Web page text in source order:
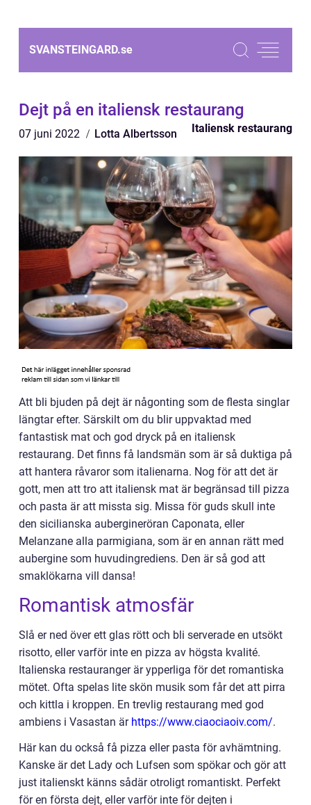
SVANSTEINGARD.se
Dejt på en italiensk restaurang
07 juni 2022 Lotta Albertsson Italiensk restaurang
Att bli bjuden på dejt är någonting som de flesta singlar
längtar efter. Särskilt om du blir uppvaktad med
fantastisk mat och god dryck på en italiensk
restaurang. Det finns få landsmän som är så duktiga på
att hantera råvaror som italienarna. Nog för att det är
gott, men att tro att italiensk mat är begränsad till pizza
och pasta är att missta sig. Missa för guds skull inte
den sicilianska aubergineröran Caponata, eller
Melanzane alla parmigiana, som är en annan rätt med
aubergine som huvudingrediens. Den är så god att
smaklökarna vill dansa!
Romantisk atmosfär
Slå er ned över ett glas rött och bli serverade en utsökt
risotto, eller varför inte en pizza av högsta kvalité.
Italienska restauranger är ypperliga för det romantiska
mötet. Ofta spelas lite skön musik som får det att pirra
och kittla i kroppen. En trevlig restaurang med god
ambiens i Vasastan är https://www.ciaociaoiv.com/.
Här kan du också få pizza eller pasta för avhämtning.
Kanske är det Lady och Lufsen som spökar och gör att
just italienskt känns sådär otroligt romantiskt. Perfekt
för en första dejt, eller varför inte för dejten i